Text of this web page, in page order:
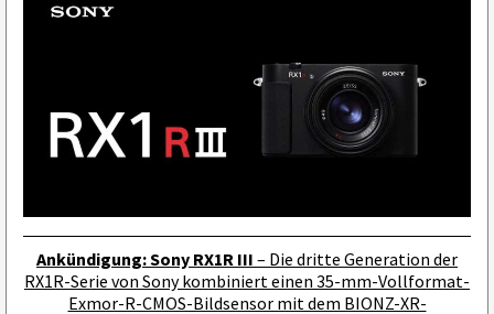
Ankündigung: Sony RX1R III – Die dritte Generation der
RX1R-Serie von Sony kombiniert einen 35-mm-Vollformat-
Exmor-R-CMOS-Bildsensor mit dem BIONZ-XR-